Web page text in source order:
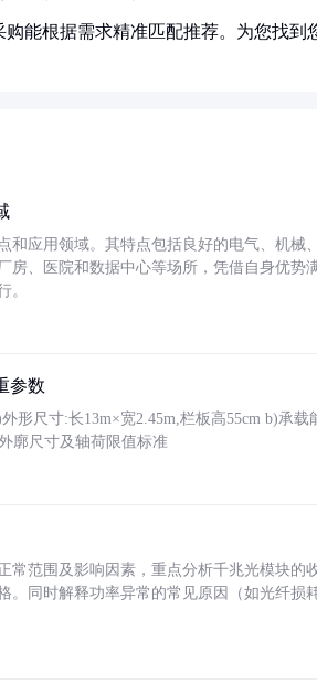
能根据需求精准匹配推荐。为您找到
和应用领域。其特点包括良好的电气、机械
房、医院和数据中心等场所，凭借自身优势
。
参数
形尺寸:长13m×宽2.45m,栏板高55cm b)承载
廓尺寸及轴荷限值标准
常范围及影响因素，重点分析千兆光模块的
。同时解释功率异常的常见原因（如光纤损